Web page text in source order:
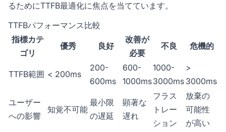
るためにTTFB最適化に焦点を当てています。
TTFBパフォーマンス比較
指標カテ
ゴリ
優秀 良好
改善が
必要
不良 危機的
TTFB範囲 < 200ms
200-
600ms
600-
1000ms
1000-
3000ms
>
3000ms
ユーザー
への影響
知覚不可能
最小限
の遅延
顕著な
遅れ
フラス
トレー
ション
放棄の
可能性
が高い